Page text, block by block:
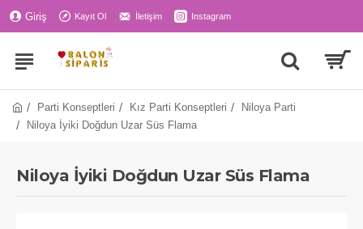
Giriş Kayıt Ol İletişim Instagram
Parti Konseptleri Kız Parti Konseptleri
Niloya Parti
Niloya İyiki Doğdun Uzar Süs Flama
Niloya İyiki Doğdun Uzar Süs Flama